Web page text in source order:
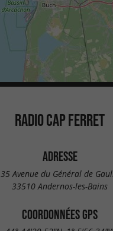
RADIO CAP FERRET
ADRESSE
35 Avenue du Général de
33510 Andernos-les-Bains
COORDONNÉES GPS